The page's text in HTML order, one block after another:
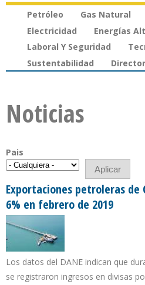
Petróleo Gas Natural
Electricidad
Energías
Laboral Y Seguridad
Sustentabilidad
Noticias
Pais
Exportaciones petroleras de
6% en febrero de 2019
Los datos del DANE indican que
se registraron ingresos en divisas